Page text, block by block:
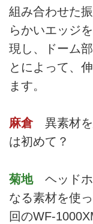
組み合わせた
らかいエッジ
現し、ドーム
とによって、
ます。
麻倉異素材を
は初めて？
菊地ヘッドホ
なる素材を使
回のWF-